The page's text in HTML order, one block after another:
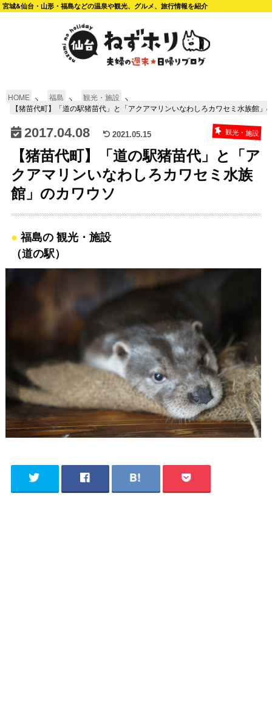
宮城&仙台・山形・福島などの温泉や観光、グルメ、旅行情報を紹介
HOME 福島
観光・施設
【猪苗代町】「道の駅猪苗代」と「アクアマリンいなわしろカワセミ水族館」
2017.04.08 2021.05.15 観光・施設
【猪苗代町】「道の駅猪苗代」と「ア
クアマリンいなわしろカワセミ水族
館」のカワウソ
福島の 観光・施設
（道の駅）